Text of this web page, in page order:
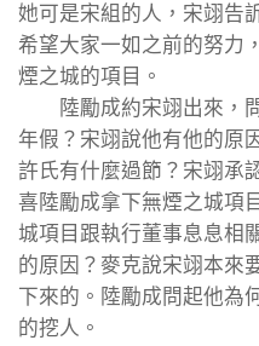
她可是宋組的人，宋翊告
希望大家一如之前的努力
煙之城的項目。
陸勵成約宋翊出來，問
年假？宋翊說他有他的原
許氏有什麼過節？宋翊承
喜陸勵成拿下無煙之城項
城項目跟執行董事息息相
的原因？麥克說宋翊本來
下來的。陸勵成問起他為
的挖人。